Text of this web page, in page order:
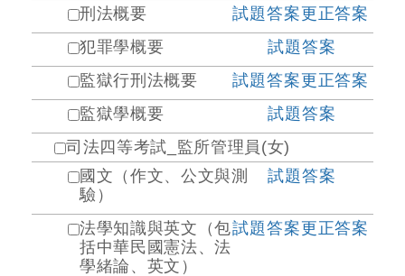
刑法概要 試題答案更正答案
犯罪學概要
試題答案
監獄行刑法概要
試題答案更正答案
監獄學概要
試題答案
司法四等考試_監所管理員(女)
國文（作文、公文與測
驗）
試題答案
法學知識與英文（包
括中華民國憲法、法
學緒論、英文）
試題答案更正答案